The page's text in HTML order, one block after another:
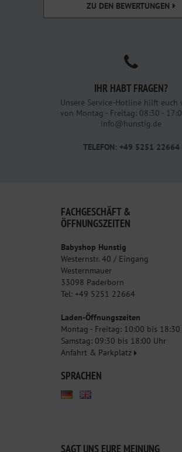
ZU DEN BEWERTUNGEN
IHR HABT FRAGEN?
Unsere Service-Hotline hilft euch
von Montag - Freitag: 08:30 -
info@hunstig.de
TELEFON: +49 5251 22664
FACHGESCHÄFT &
ÖFFNUNGSZEITEN
Babyshop Hunstig
Westernstr. 40 / Eingang
Westernmauer
33098 Paderborn
Tel: +49 5251 22664
Laden-Öffnungszeiten
Montag - Freitag: 10:00 bis
Samstag: 09:30 bis 18:00 Uhr
Anfahrt & Parkplatz
SPRACHEN
SAGT UNS EURE MEINUNG